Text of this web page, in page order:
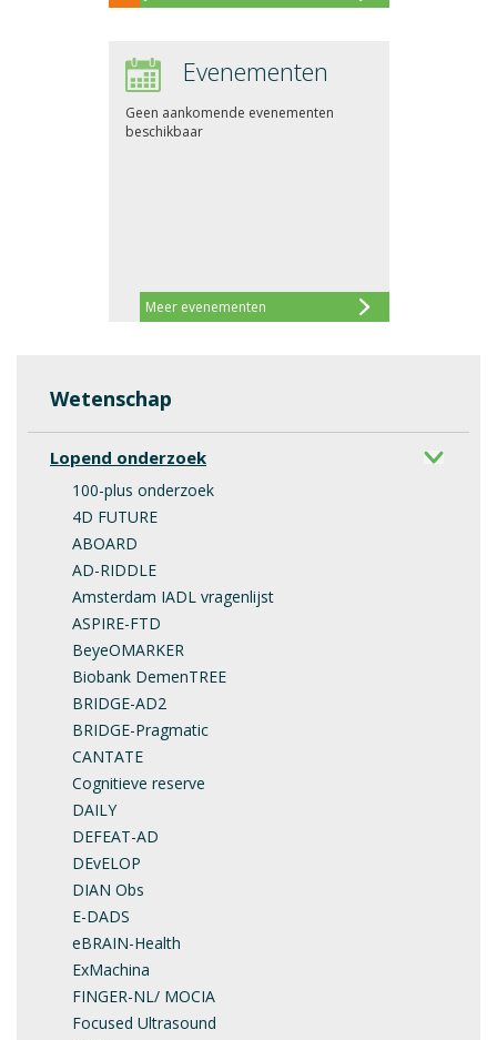
Wetenschap
Lopend onderzoek
100-plus onderzoek
4D FUTURE
ABOARD
AD-RIDDLE
Amsterdam IADL vragenlijst
ASPIRE-FTD
BeyeOMARKER
Biobank DemenTREE
BRIDGE-AD2
BRIDGE-Pragmatic
CANTATE
Cognitieve reserve
DAILY
DEFEAT-AD
DEvELOP
DIAN Obs
E-DADS
eBRAIN-Health
ExMachina
FINGER-NL/ MOCIA
Focused Ultrasound
Evenementen
Meer evenementen
Geen aankomende evenementen
beschikbaar